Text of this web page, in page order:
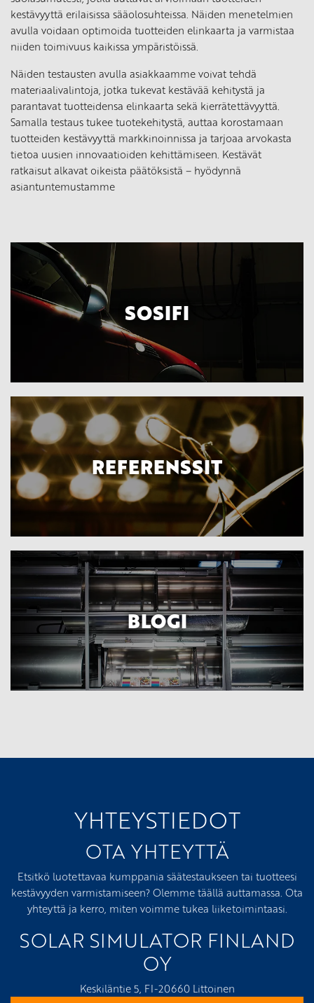
kestävyyttä erilaisissa sääolosuhteissa. Näiden menetelmien
avulla voidaan optimoida tuotteiden elinkaarta ja varmistaa
niiden toimivuus kaikissa ympäristöissä.
Näiden testausten avulla asiakkaamme voivat tehdä
materiaalivalintoja, jotka tukevat kestävää kehitystä ja
parantavat tuotteidensa elinkaarta sekä kierrätettävyyttä.
Samalla testaus tukee tuotekehitystä, auttaa korostamaan
tuotteiden kestävyyttä markkinoinnissa ja tarjoaa arvokasta
tietoa uusien innovaatioiden kehittämiseen. Kestävät
ratkaisut alkavat oikeista päätöksistä – hyödynnä
asiantuntemustamme
SOSIFI
REFERENSSIT
BLOGI
YHTEYSTIEDOT
OTA YHTEYTTÄ
Etsitkö luotettavaa kumppania säätestaukseen tai tuotteesi
kestävyyden varmistamiseen? Olemme täällä auttamassa. Ota
yhteyttä ja kerro, miten voimme tukea liiketoimintaasi.
SOLAR SIMULATOR FINLAND
OY
Keskiläntie 5, FI-20660 Littoinen